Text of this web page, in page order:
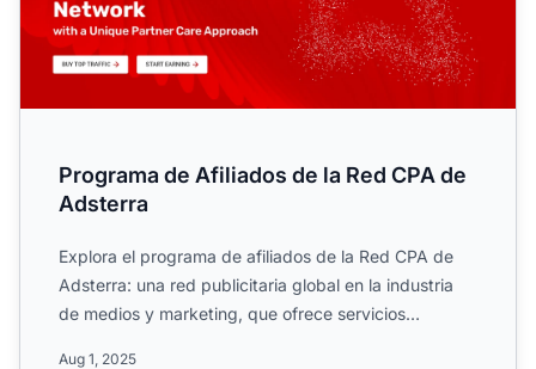
Programa de Afiliados de la Red CPA de
Adsterra
Explora el programa de afiliados de la Red CPA de
Adsterra: una red publicitaria global en la industria
de medios y marketing, que ofrece servicios
Aug 1, 2025